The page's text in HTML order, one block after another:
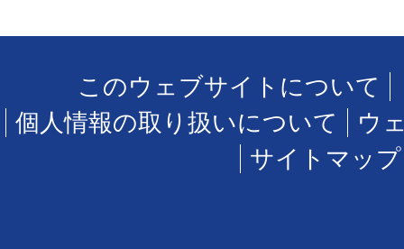
このウェブサイトについて
個人情報の取り扱いについて
ウ
サイトマップ